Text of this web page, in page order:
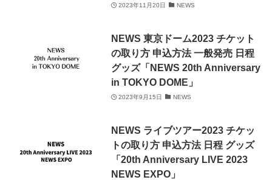
2023年11月20日 NEWS
NEWS 東京ドーム2023 チケット
の取り方 申込方法 一般発売 日程
グッズ「NEWS 20th Anniversary
in TOKYO DOME」
2023年9月15日 NEWS
NEWS ライブツアー2023 チケッ
トの取り方 申込方法 日程 グッズ
「20th Anniversary LIVE 2023
NEWS EXPO」